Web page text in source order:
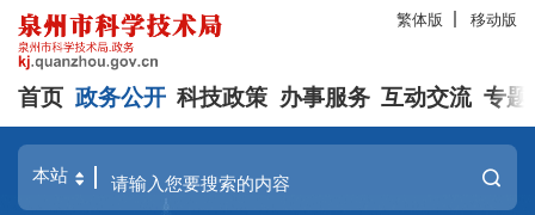
繁体版 移动版
首页 政务公开 科技政策 办事服务 互动交流 专题